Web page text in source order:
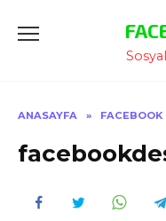
Atla
ANASAYFA » FACEBOOK